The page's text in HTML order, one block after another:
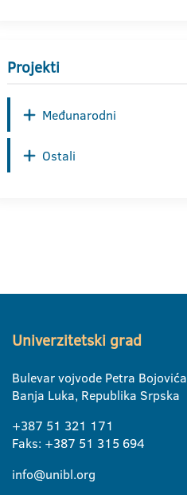
Projekti
Međunarodni
Ostali
Univerzitetski grad
Bulevar vojvode Petra Bojovića
Banja Luka, Republika Srpska
+387 51 321 171
Faks: +387 51 315 694
info@unibl.org